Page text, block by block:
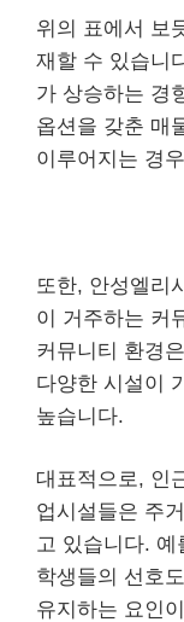
위의 표에서 보
재할 수 있습니
가 상승하는 경
옵션을 갖춘 매
이루어지는 경
또한, 안성엘리
이 거주하는 커
커뮤니티 환경
다양한 시설이
높습니다.
대표적으로, 인
업시설들은 주
고 있습니다. 예
학생들의 선호
유지하는 요인